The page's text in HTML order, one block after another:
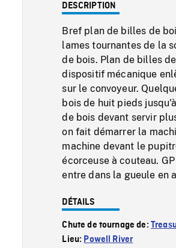
DESCRIPTION
Bref plan de billes de
lames tournantes de la
de bois. Plan de billes
dispositif mécanique
sur le convoyeur.
bois de huit pieds
de bois devant servir
on fait démarrer la
machine devant le
écorceuse à couteau.
entre dans la gueule en
DÉTAILS
Chute de tournage de:
Lieu: Powell River